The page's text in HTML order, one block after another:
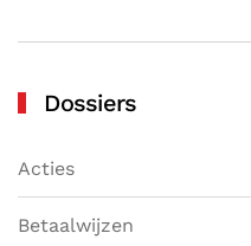
Dossiers
Acties
Betaalwijzen